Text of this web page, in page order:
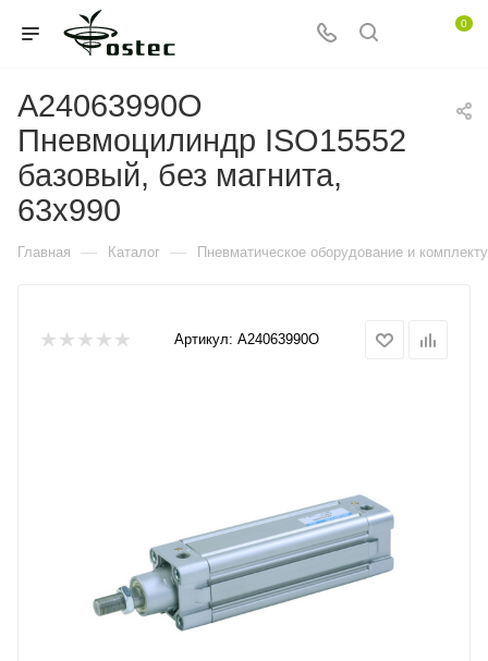
0
A24063990O
Пневмоцилиндр ISO15552
базовый, без магнита,
63x990
Главная — Каталог — Пневматическое оборудование и
Артикул: A24063990O